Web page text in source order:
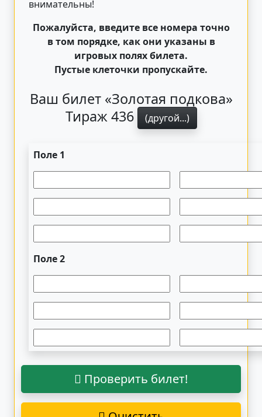
внимательны!
Пожалуйста, введите все номера точно
в том порядке, как они указаны в
игровых полях билета.
Пустые клеточки пропускайте.
Ваш билет «Золотая подкова»
Тираж 436
(другой...)
Поле 1
Поле 2
Проверить билет!